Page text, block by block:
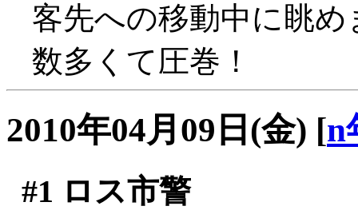
客先への移動中に眺
数多くて圧巻！
2010年04月09日(金) [n
#1 ロス市警